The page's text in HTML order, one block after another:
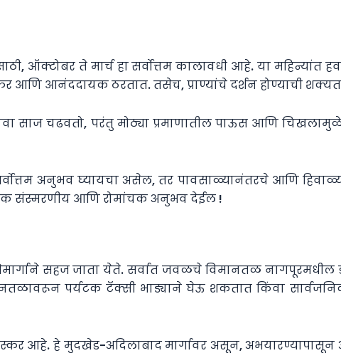
ऑक्टोबर ते मार्च हा सर्वोत्तम कालावधी आहे. या महिन्यांत
आनंददायक ठरतात. तसेच, प्राण्यांचे दर्शन होण्याची
साज चढवतो, परंतु मोठ्या प्रमाणातील पाऊस आणि
अनुभव घ्यायचा असेल, तर पावसाळ्यानंतरचे आणि
संस्मरणीय आणि रोमांचक अनुभव देईल !
सहज जाता येते. सर्वात जवळचे विमानतळ नागपूरमधील
पर्यटक टॅक्सी भाड्याने घेऊ शकतात किंवा
आहे. हे मुदखेड-अदिलाबाद मार्गावर असून,